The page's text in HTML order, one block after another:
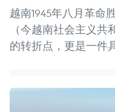
越南1945年八月革命
（今越南社会主义
的转折点，更是一件